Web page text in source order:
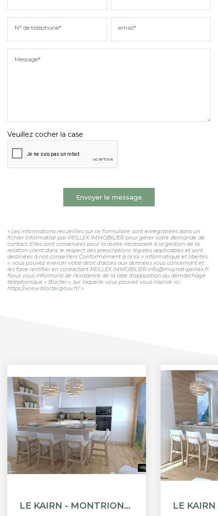
N° de téléphone* email*
Message*
Veuillez cocher la case
Envoyer le message
« Les informations recueillies sur ce formulaire sont enregistrées dans un
fichier informatisé par PEILLEX IMMOBILIER pour gérer votre demande de
contact. Elles sont conservées pour la durée nécessaire à la gestion de la
relation client dans le respect des prescriptions légales applicables et sont
destinées à nos conseillers Conformément à la loi « informatique et libertés
», vous pouvez exercer votre droit d'accès aux données vous concernant et
les faire rectifier en contactant PEILLEX IMMOBILIER info@moynat-peillex.fr.
Nous vous informons de l'existence de la liste d'opposition au démarchage
téléphonique « Bloctel », sur laquelle vous pouvez vous inscrire ici :
https://www.bloctel.gouv.fr/»
LE KAIRN - MONTRIOND - APPARTEMENT T3 + CABINE - 57.88M²